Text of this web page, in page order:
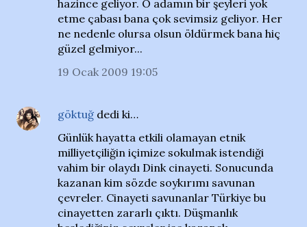
hazince geliyor. O adamın bir şeyleri yok
etme çabası bana çok sevimsiz geliyor. Her
ne nedenle olursa olsun öldürmek bana hiç
güzel gelmiyor...
19 Ocak 2009 19:05
göktuğ dedi ki…
Günlük hayatta etkili olamayan etnik
milliyetçiliğin içimize sokulmak istendiği
vahim bir olaydı Dink cinayeti. Sonucunda
kazanan kim sözde soykırımı savunan
çevreler. Cinayeti savunanlar Türkiye bu
cinayetten zararlı çıktı. Düşmanlık